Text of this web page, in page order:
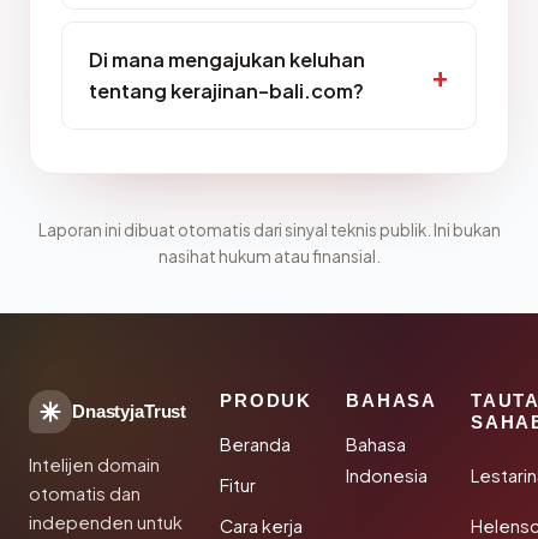
Di mana mengajukan keluhan
tentang kerajinan-bali.com?
Laporan ini dibuat otomatis dari sinyal teknis publik. Ini bukan
nasihat hukum atau finansial.
DnastyjaTrust
Intelijen domain
otomatis dan
independen untuk
PRODUK
Beranda
Fitur
Cara kerja
BAHASA
Bahasa
Indonesia